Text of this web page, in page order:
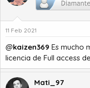
11 Feb 2021
@kaizen369 Es mucho
licencia de Full access
Mati_97